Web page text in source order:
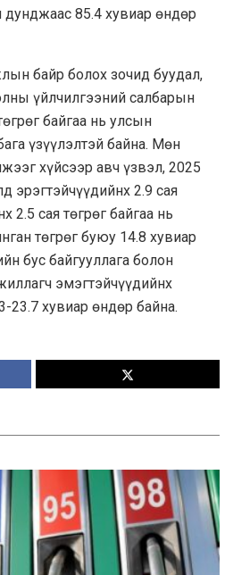
дунджаас 85.4 хувиар өндөр
байр болох зочид буудал,
үйлчилгээний салбарын
байгаа нь улсын
үзүүлэлтэй байна. Мөн
хүйсээр авч үзвэл, 2025
эрэгтэйчүүдийнх 2.9 сая
2.5 сая төгрөг байгаа нь
төгрөг буюу 14.8 хувиар
бус байгууллага болон
эмэгтэйчүүдийнх
23.7 хувиар өндөр байна.